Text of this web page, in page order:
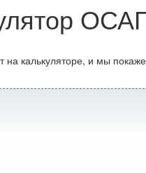
на калькуляторе, и мы